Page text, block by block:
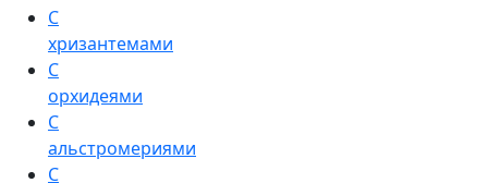
С
хризантемами
С
орхидеями
С
альстромериями
С